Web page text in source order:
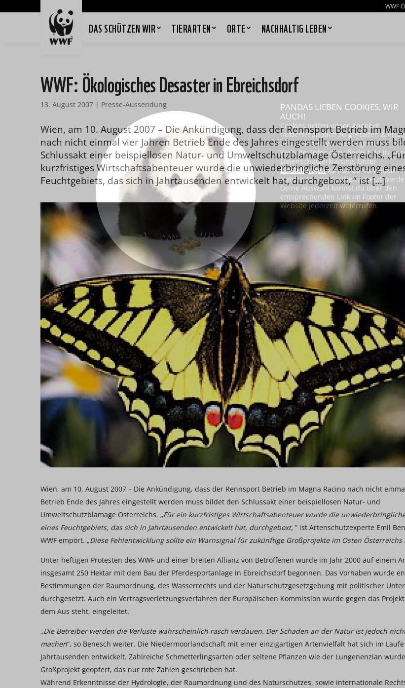
WWF
DAS SCHÜTZEN WIR TIERARTEN ORTE NACHHALTIG LEBEN
WWF: Ökologisches Desaster in Ebreichsdorf
13. August 2007 | Presse-Aussendung
Wien, am 10. August 2007 – Die Ankündigung, dass der Rennsport Betrieb im
nach nicht einmal vier Jahren Betrieb Ende des Jahres eingestellt werden muss
Schlussakt einer beispiellosen Natur- und Umweltschutzblamage Österreichs.
kurzfristiges Wirtschaftsabenteuer wurde die unwiederbringliche Zerstörung
Feuchtgebiets, das sich in Jahrtausenden entwickelt hat, durchgeboxt, “ ist […]
Wien, am 10. August 2007 – Die Ankündigung, dass der Rennsport Betrieb im Magna Racino nach nicht
Betrieb Ende des Jahres eingestellt werden muss bildet den Schlussakt einer beispiellosen Natur- und
Umweltschutzblamage Österreichs. „Für ein kurzfristiges Wirtschaftsabenteuer wurde die
eines Feuchtgebiets, das sich in Jahrtausenden entwickelt hat, durchgeboxt, “ ist Artenschutzexperte Emil
WWF empört. „Diese Fehlentwicklung sollte ein Warnsignal für zukünftige Großprojekte im Osten Österreichs
Unter heftigen Protesten des WWF und einer breiten Allianz von Betroffenen wurde im Jahr 2000 auf einem
insgesamt 250 Hektar mit dem Bau der Pferdesportanlage in Ebreichsdorf begonnen. Das Vorhaben wurde
Bestimmungen der Raumordnung, des Wasserrechts und der Naturschutzgesetzgebung mit politischer
durchgesetzt. Auch ein Vertragsverletzungsverfahren der Europäischen Kommission wurde gegen das
dem Aus steht, eingeleitet.
„Die Betreiber werden die Verluste wahrscheinlich rasch verdauen. Der Schaden an der Natur ist jedoch
machen“, so Benesch weiter. Die Niedermoorlandschaft mit einer einzigartigen Artenvielfalt hat sich im Laufe
Jahrtausenden entwickelt. Zahlreiche Schmetterlingsarten oder seltene Pflanzen wie der Lungenenzian
Großprojekt geopfert, das nur rote Zahlen geschrieben hat.
Während Erkenntnisse der Hydrologie, der Raumordnung und des Naturschutzes, sowie internationale
PANDAS LIEBEN COOKIES, WIR
AUCH!
Cookies helfen unser Angebot
nutzerfreundlich zu gestalten &
uns eine Analyse der Zugriffe auf die
Website. Infos dazu findest du in
Datenschutzerklärung. Unter
Einstellungen kannst du verwalten,
welche Art von Cookies gesetzt
Deine Auswahl kannst du über den
entsprechenden Link im Footer der
Website jederzeit widerrufen.